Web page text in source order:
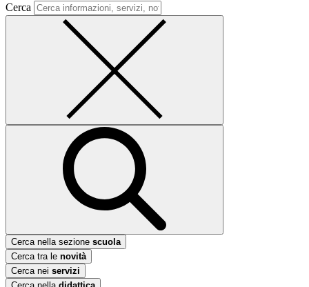
Cerca
Cerca nella sezione scuola
Cerca tra le novità
Cerca nei servizi